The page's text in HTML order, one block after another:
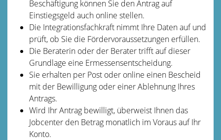
Beschäftigung können Sie den Antrag auf
Einstiegsgeld auch online stellen.
Die Integrationsfachkraft nimmt Ihre Daten auf und
prüft, ob Sie die Fördervoraussetzungen erfüllen.
Die Beraterin oder der Berater trifft auf dieser
Grundlage eine Ermessensentscheidung.
Sie erhalten per Post oder online einen Bescheid
mit der Bewilligung oder einer Ablehnung Ihres
Antrags.
Wird Ihr Antrag bewilligt, überweist Ihnen das
Jobcenter den Betrag monatlich im Voraus auf Ihr
Konto.